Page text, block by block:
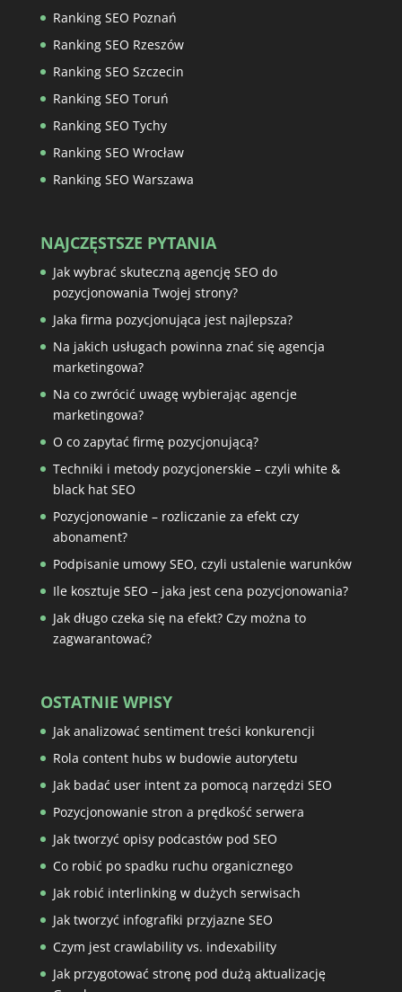
Ranking SEO Poznań
Ranking SEO Rzeszów
Ranking SEO Szczecin
Ranking SEO Toruń
Ranking SEO Tychy
Ranking SEO Wrocław
Ranking SEO Warszawa
NAJCZĘSTSZE PYTANIA
Jak wybrać skuteczną agencję SEO do
pozycjonowania Twojej strony?
Jaka firma pozycjonująca jest najlepsza?
Na jakich usługach powinna znać się agencja
marketingowa?
Na co zwrócić uwagę wybierając agencje
marketingowa?
O co zapytać firmę pozycjonującą?
Techniki i metody pozycjonerskie – czyli white &
black hat SEO
Pozycjonowanie – rozliczanie za efekt czy
abonament?
Podpisanie umowy SEO, czyli ustalenie warunków
Ile kosztuje SEO – jaka jest cena pozycjonowania?
Jak długo czeka się na efekt? Czy można to
zagwarantować?
OSTATNIE WPISY
Jak analizować sentiment treści konkurencji
Rola content hubs w budowie autorytetu
Jak badać user intent za pomocą narzędzi SEO
Pozycjonowanie stron a prędkość serwera
Jak tworzyć opisy podcastów pod SEO
Co robić po spadku ruchu organicznego
Jak robić interlinking w dużych serwisach
Jak tworzyć infografiki przyjazne SEO
Czym jest crawlability vs. indexability
Jak przygotować stronę pod dużą aktualizację